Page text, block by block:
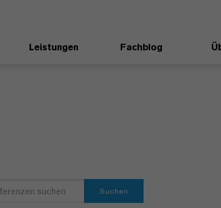
Leistungen Fachblog
Suchen